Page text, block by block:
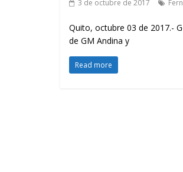
3 de octubre de 2017
Quito, octubre 03 de 2017.-
de GM Andina y
Read more